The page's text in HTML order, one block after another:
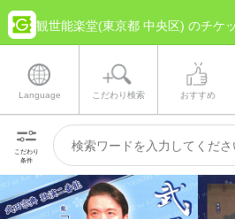
観世能楽堂(東京都 中央区) のチケ
Language こだわり検索 おすすめ
こだわり
条件